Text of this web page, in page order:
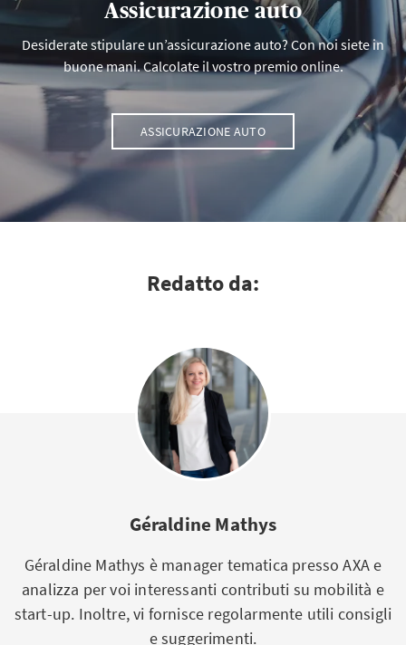
Assicurazione auto
Desiderate stipulare un’assicurazione auto? Con noi siete in
buone mani. Calcolate il vostro premio online.
ASSICURAZIONE AUTO
Redatto da:
Géraldine Mathys
Géraldine Mathys è manager tematica presso AXA e
analizza per voi interessanti contributi su mobilità e
start-up. Inoltre, vi fornisce regolarmente utili consigli
e suggerimenti.